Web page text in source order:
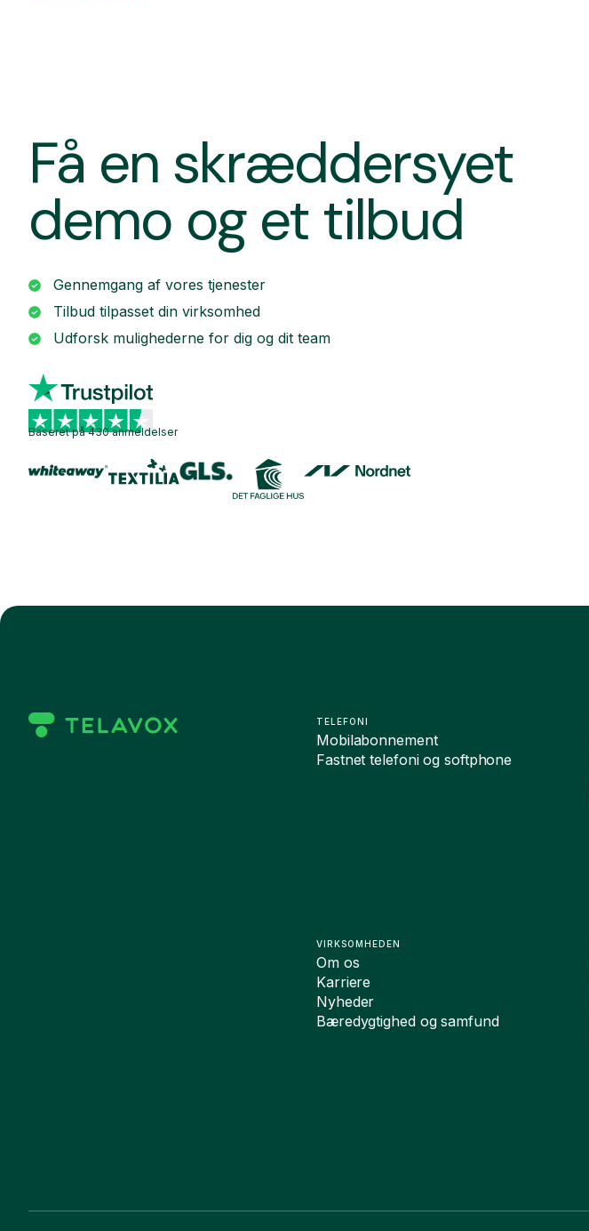
Få en skræddersyet
demo og et tilbud
Gennemgang af vores tjenester
Tilbud tilpasset din virksomhed
Udforsk mulighederne for dig og dit team
Baseret på 430 anmeldelser
TELEFONI
Mobilabonnement
Fastnet telefoni og softphone
VIRKSOMHEDEN
Om os
Karriere
Nyheder
Bæredygtighed og samfund